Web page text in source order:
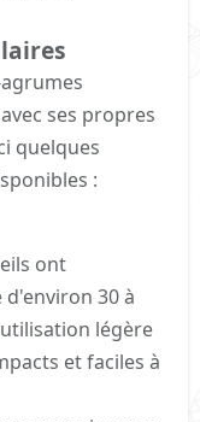
ses propres
quelques
:
ont
30 à
légère
et faciles à